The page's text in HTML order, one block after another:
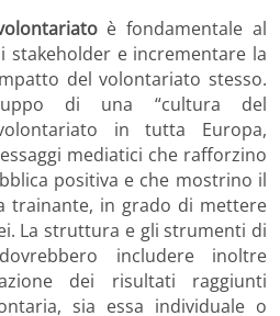
è fondamentale al
e incrementare la
del volontariato stesso.
di una “cultura del
in tutta Europa,
mediatici che rafforzino
positiva e che mostrino il
trainante, in grado di mettere
La struttura e gli strumenti di
includere inoltre
dei risultati raggiunti
sia essa individuale o